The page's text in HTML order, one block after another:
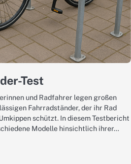
Test
und Radfahrer legen großen
Fahrradständer, der ihr Rad
schützt. In diesem Testbericht
Modelle hinsichtlich ihrer…